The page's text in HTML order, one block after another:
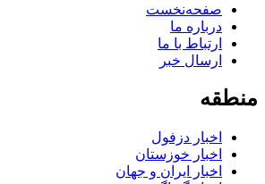
صفحه‌نخست
درباره ما
ارتباط با ما
ارسال خبر
اخبار دزفول
اخبار خوزستان
اخبار ایران و جهان